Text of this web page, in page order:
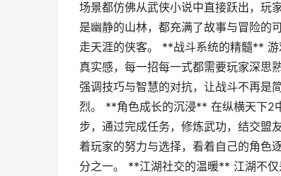
场景都仿佛从武侠小说中直接跃出，玩
是幽静的山林，都充满了故事与冒险的
走天涯的侠客。 **战斗系统的精髓**
真实感，每一招每一式都需要玩家深思
强调技巧与智慧的对抗，让战斗不再是
烈。 **角色成长的沉浸** 在纵横天下2
步，通过完成任务，修炼武功，结交盟
着玩家的努力与选择，看着自己的角色
分之一。 **江湖社交的温暖** 江湖不